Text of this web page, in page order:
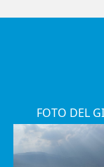
FOTO DEL